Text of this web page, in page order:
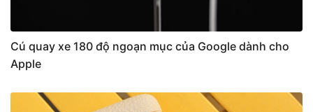
Cú quay xe 180 độ ngoạn mục của Google dành cho
Apple